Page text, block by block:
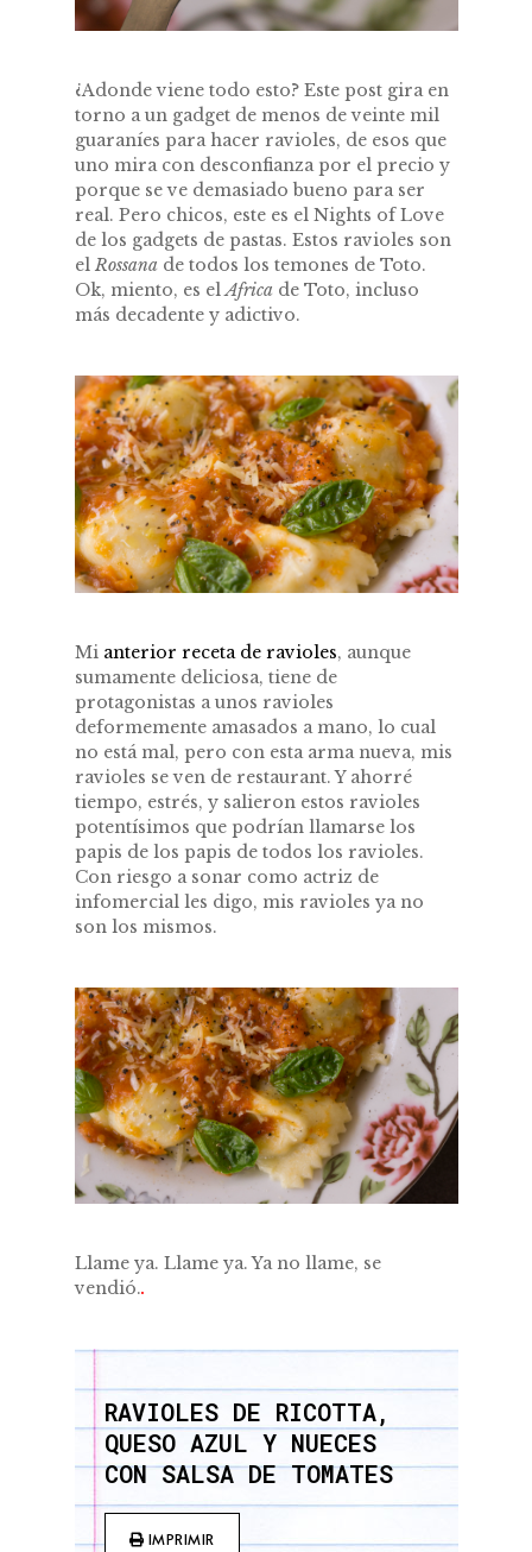
¿Adonde viene todo esto? Este post gira en
torno a un gadget de menos de veinte mil
guaraníes para hacer ravioles, de esos que
uno mira con desconfianza por el precio y
porque se ve demasiado bueno para ser
real. Pero chicos, este es el Nights of Love
de los gadgets de pastas. Estos ravioles son
el Rossana de todos los temones de Toto.
Ok, miento, es elAfrica de Toto, incluso
más decadente y adictivo.
Mi anterior receta de ravioles, aunque
sumamente deliciosa, tiene de
protagonistas a unos ravioles
deformemente amasados a mano, lo cual
no está mal, pero con esta arma nueva, mis
ravioles se ven de restaurant. Y ahorré
tiempo, estrés, y salieron estos ravioles
potentísimos que podrían llamarse los
papis de los papis de todos los ravioles.
Con riesgo a sonar como actriz de
infomercial les digo, mis ravioles ya no
son los mismos.
Llame ya. Llame ya. Ya no llame, se
vendió..
RAVIOLES DE RICOTTA,
QUESO AZUL Y NUECES
CON SALSA DE TOMATES
IMPRIMIR